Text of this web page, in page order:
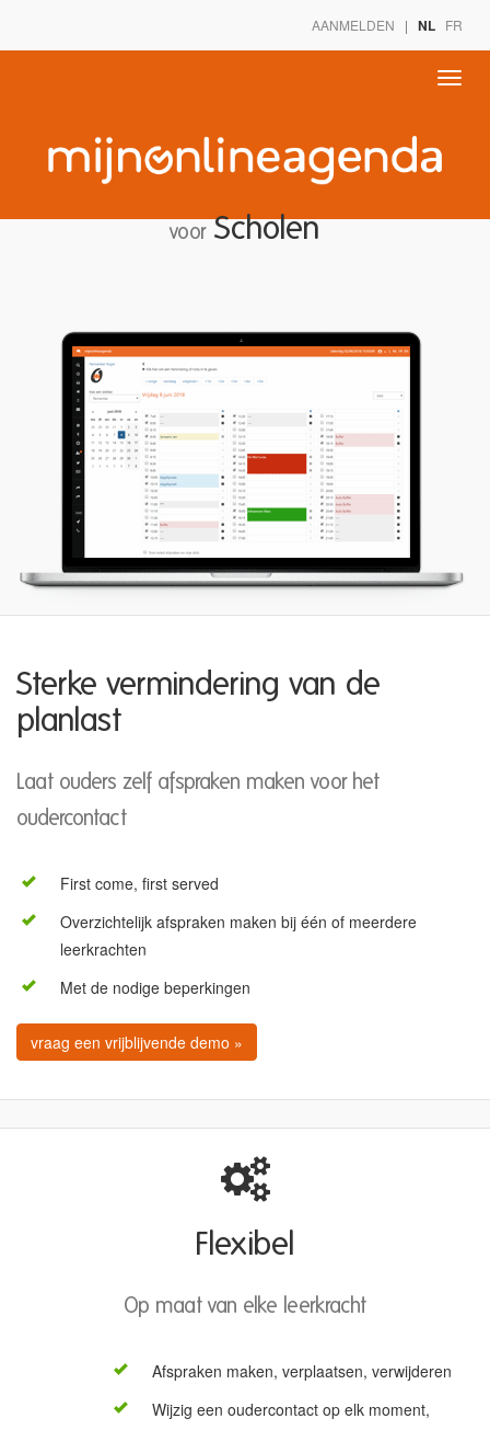
AANMELDEN | NL FR
Toggle
voorScholen
Sterke vermindering van de
planlast
Laat ouders zelf afspraken maken voor het
oudercontact
First come, first served
Overzichtelijk afspraken maken bij één of meerdere
leerkrachten
Met de nodige beperkingen
vraag een vrijblijvende demo »
Flexibel
Op maat van elke leerkracht
Afspraken maken, verplaatsen, verwijderen
Wijzig een oudercontact op elk moment,